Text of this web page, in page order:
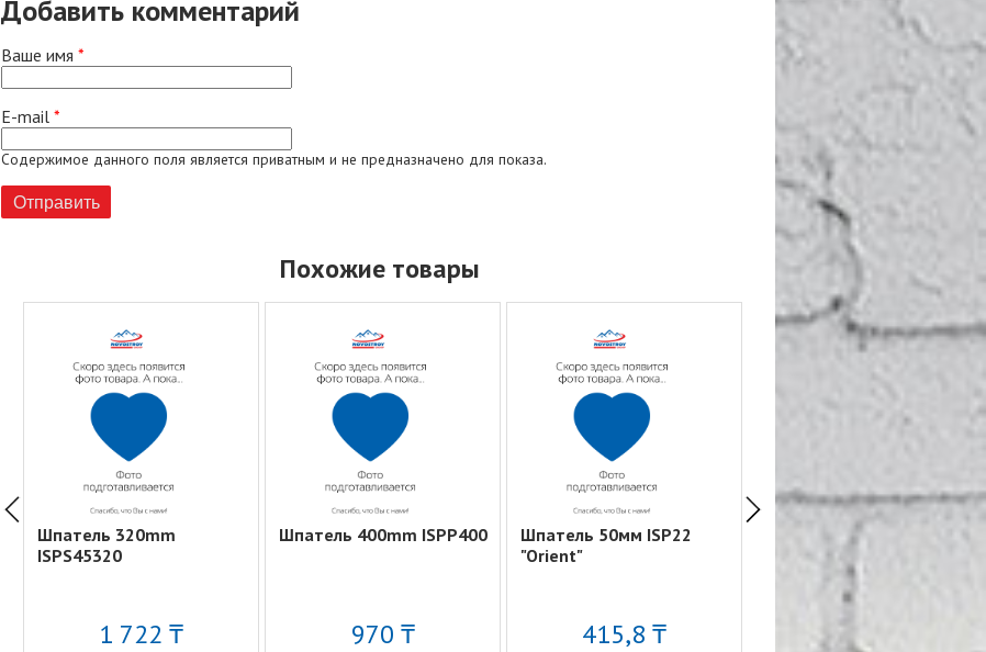
Добавить комментарий
Ваше имя *
E-mail *
Содержимое данного поля является приватным и не предназначено для показа.
Похожие товары
Шпатель 320mm
ISPS45320
1 722 ₸
Шпатель 400mm ISPP400
970 ₸
Шпатель 50мм ISP22
"Orient"
415,8 ₸
Шпатель 40мм ISP21
"Orient"
323 ₸